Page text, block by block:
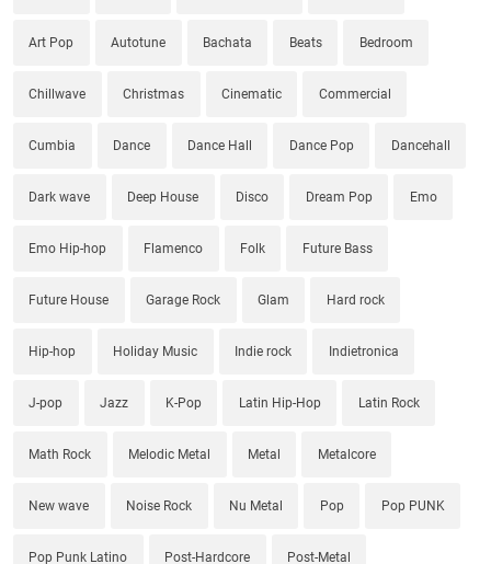
Art Pop Autotune Bachata Beats Bedroom
Chillwave Christmas Cinematic Commercial
Cumbia Dance Dance Hall Dance Pop Dancehall
Dark wave Deep House Disco Dream Pop Emo
Emo Hip-hop Flamenco Folk Future Bass
Future House Garage Rock Glam Hard rock
Hip-hop Holiday Music Indie rock Indietronica
J-pop Jazz K-Pop Latin Hip-Hop Latin Rock
Math Rock Melodic Metal Metal Metalcore
New wave Noise Rock Nu Metal Pop Pop PUNK
Pop Punk Latino Post-Hardcore Post-Metal